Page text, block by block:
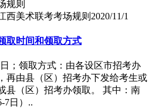
西美术联考考场规则 2020/11/1
取时间和领取方式
；领取方式：由各设区市招考办
再由县（区）招考办下发给考生或
县（区）招考办领取。 其中：南
7日）..